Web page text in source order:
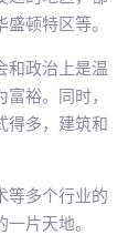
顿特区等。
和政治上是温
裕。同时，
得多，建筑和
等多个行业的
片天地。